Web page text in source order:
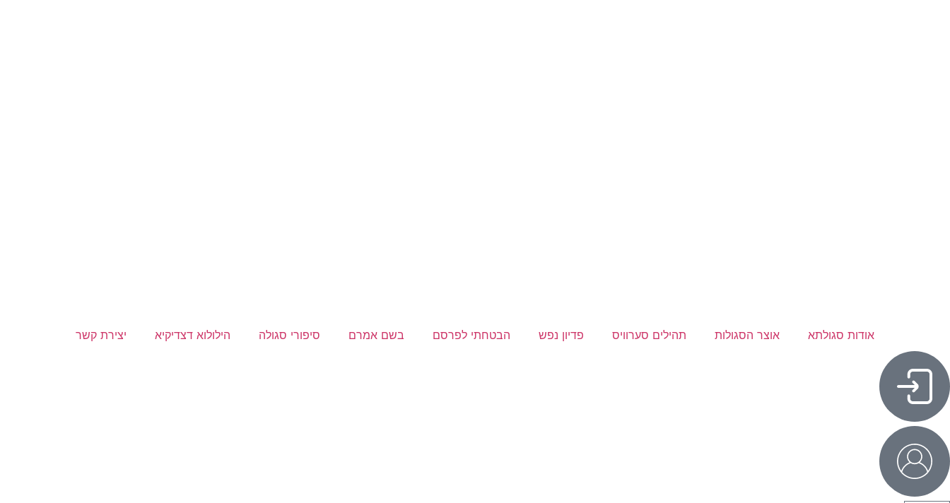
אודות סגולתא אוצר הסגולות תהילים סערוויס פדיון נפש הבטחתי לפרסם בשם אמרם סיפורי סגולה הילולוא דצדיקיא יצירת קשר